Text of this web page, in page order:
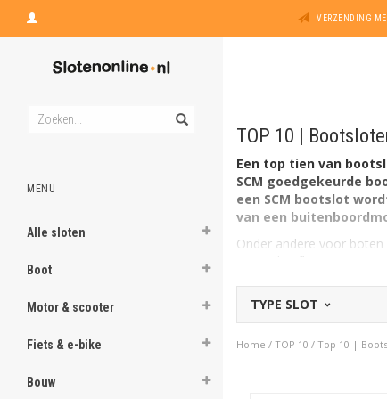
VERZENDING
MENU
Alle sloten
Boot
Motor & scooter
Fiets & e-bike
Bouw
TOP 10 |
Een top tien van
SCM goedgekeurde
een SCM bootslot
van een
Onder andere voor
een trailer is een SCM
TYPE SLOT
Home / TOP 10 / Top 10 |